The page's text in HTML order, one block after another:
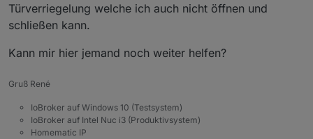
Türverriegelung welche ich auch nicht öffnen und
schließen kann.
Kann mir hier jemand noch weiter helfen?
Gruß René
IoBroker auf Windows 10 (Testsystem)
IoBroker auf Intel Nuc i3 (Produktivsystem)
Homematic IP